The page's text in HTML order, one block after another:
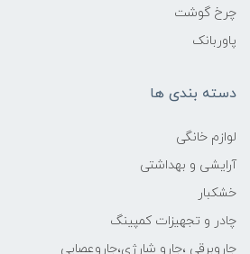
چرخ گوشت
پاوربانک
دسته بندی ها
لوازم خانگی
آرایشی و بهداشتی
خشکبار
چادر و تجهیزات کمپینگ
جاروبرقی ،جارو شارژی،جاروعصایی